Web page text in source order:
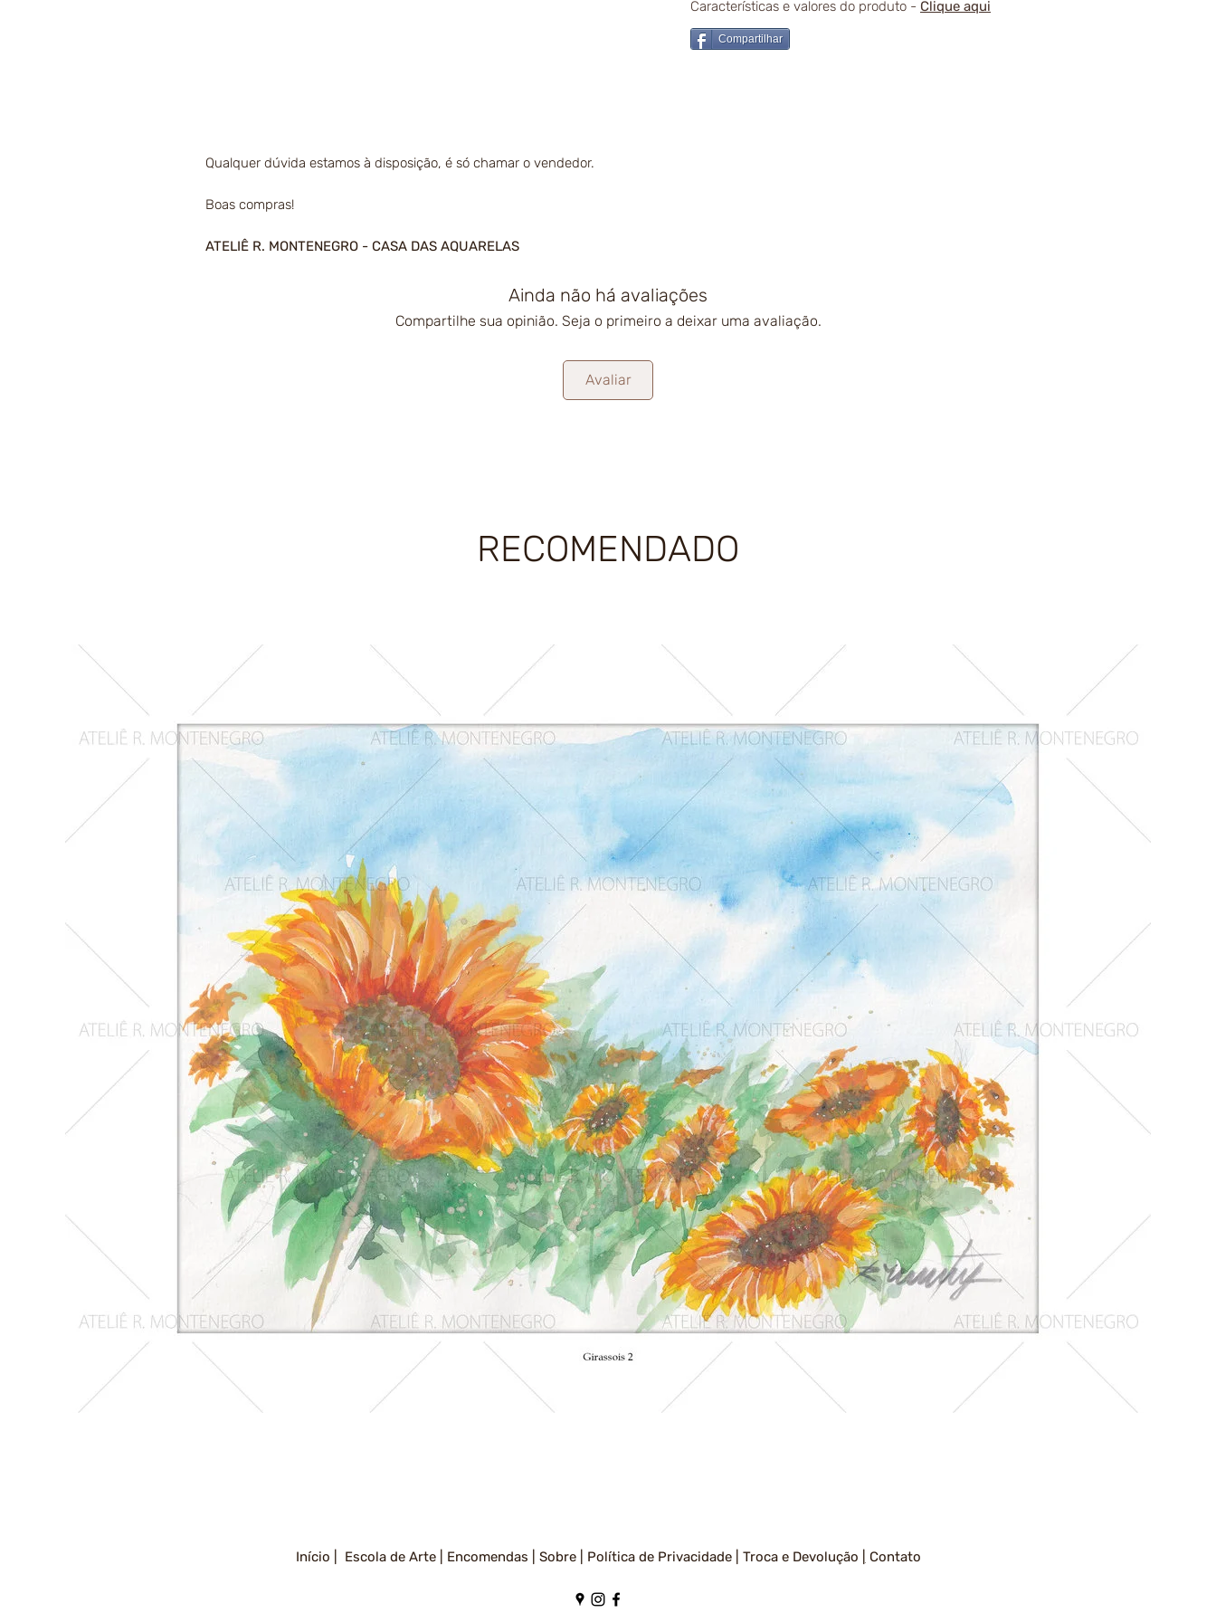
Qualquer dúvida estamos à disposição, é só chamar o vendedor.
Boas compras!
ATELIÊ R. MONTENEGRO - CASA DAS AQUARELAS
Ainda não há avaliações
Compartilhe sua opinião. Seja o primeiro a deixar uma avaliação.
Avaliar
Características e valores do produto - Clique aqui
Compartilhar
RECOMENDADO
Início | Escola de Arte | Encomendas | Sobre | Política de Privacidade| Troca e Devolução Contato